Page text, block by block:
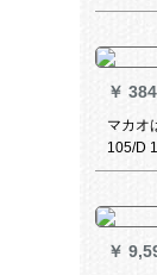
波式振
￥
マカオ
105/D
柔らか
歯ブラ
￥